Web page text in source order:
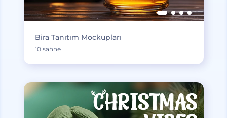
Bira Tanıtım Mockupları
10 sahne